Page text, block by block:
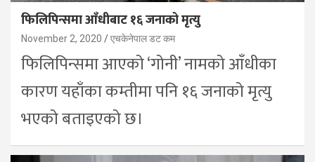
फिलिपिन्समा आँधीबाट १६ जनाको मृत्यु
November 2, 2020 एचकेनेपाल डट कम
फिलिपिन्समा आएको ‘गोनी’ नामको आँधीका
कारण यहाँका कम्तीमा पनि १६ जनाको मृत्यु
भएको बताइएको छ।